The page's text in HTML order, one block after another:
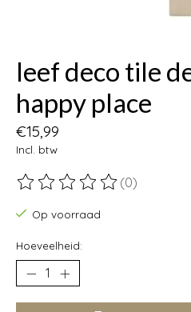
leef deco tile
happy place
€15,99
Incl. btw
De beoordeling van dit
(0)
Op voorraad
Hoeveelheid: